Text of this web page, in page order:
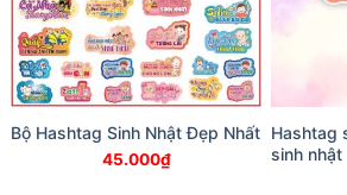
Bộ Hashtag Sinh Nhật Đẹp Nhất
45.000₫
Hashtag
sinh nhật